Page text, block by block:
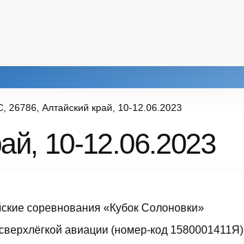
26786, Алтайский край, 10-12.06.2023
10-12.06.2023
соревнования «Кубок Солоновки»
авиации (номер-код 1580001411Я)